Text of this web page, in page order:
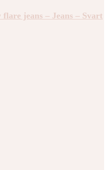
jeans – Jeans – Svart